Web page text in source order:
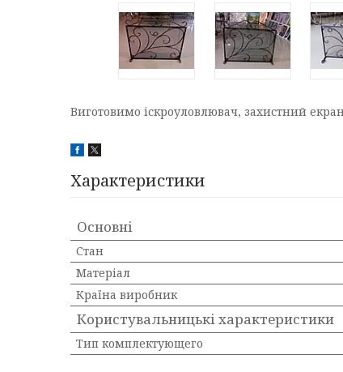
Виготовимо іскроуловлювач, захистний
Характеристики
Основні
Стан
Матеріал
Країна виробник
Користувальницькі характеристики
Тип комплектующего